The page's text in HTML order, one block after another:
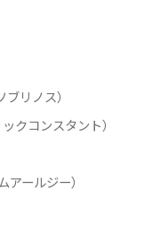
リノス）
クコンスタント）
ールジー）